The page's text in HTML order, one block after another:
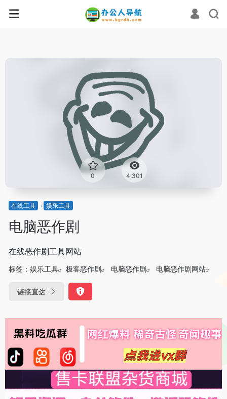
0 4,301
在线工具 娱乐工具
电脑恶作剧
在线恶作剧工具网站
标签： 娱乐工具 极客恶作剧 电脑恶作剧 电脑恶作剧网站
链接直达